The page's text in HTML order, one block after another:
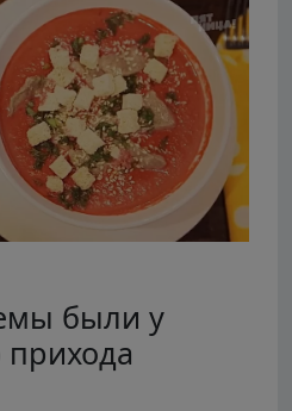
были у
прихода